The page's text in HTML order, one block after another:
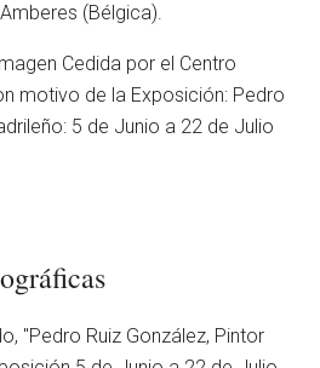
(Bélgica).
Cedida por el Centro
motivo de la Exposición: Pedro
5 de Junio a 22 de Julio
''Pedro Ruiz González, Pintor